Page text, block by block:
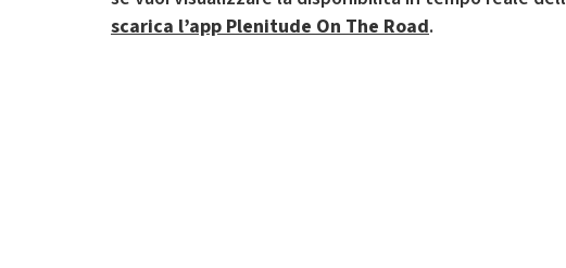
scarica l’app Plenitude On The Road.
Il servizio